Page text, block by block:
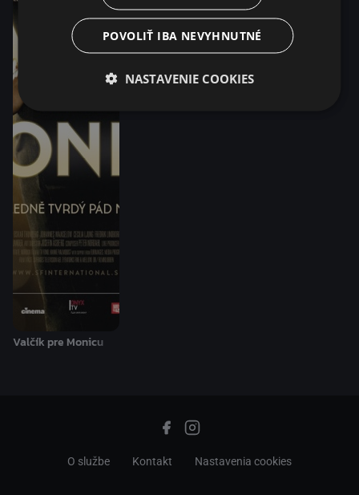
Valčík pre Monicu
O službe Kontakt Nastavenia cookies
POVOLIŤ IBA NEVYHNUTNÉ
NASTAVENIE COOKIES